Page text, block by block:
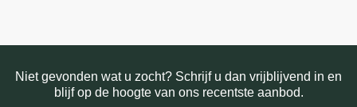
Niet gevonden wat u zocht? Schrijf u dan vrijblijvend in en
blijf op de hoogte van ons recentste aanbod.